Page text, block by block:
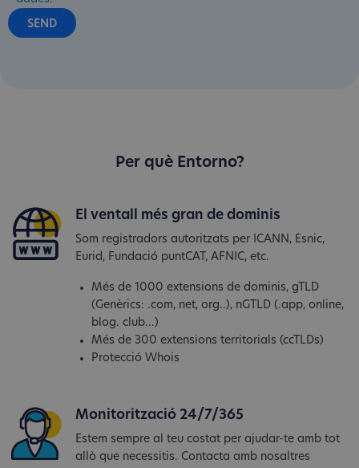
Per què Entorno?
El ventall més gran de dominis
Som registradors autoritzats per ICANN, Esnic,
Eurid, Fundació puntCAT, AFNIC, etc.
Més de 1000 extensions de dominis, gTLD
(Genèrics: .com, net, org..), nGTLD (.app, online,
blog. club...)
Més de 300 extensions territorials (ccTLDs)
Protecció Whois
Monitorització 24/7/365
Estem sempre al teu costat per ajudar-te amb tot
allò que necessitis. Contacta amb nosaltres